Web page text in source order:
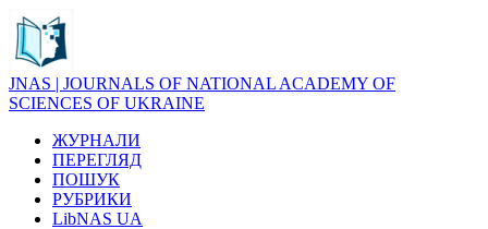
JNAS | JOURNALS OF NATIONAL ACADEMY OF
SCIENCES OF UKRAINE
ЖУРНАЛИ
ПЕРЕГЛЯД
ПОШУК
РУБРИКИ
LibNAS UA